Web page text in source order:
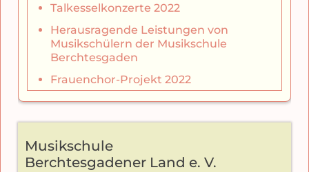
Talkesselkonzerte 2022
Herausragende Leistungen von
Musikschülern der Musikschule
Berchtesgaden
Frauenchor-Projekt 2022
Musikschule
Berchtesgadener Land e. V.